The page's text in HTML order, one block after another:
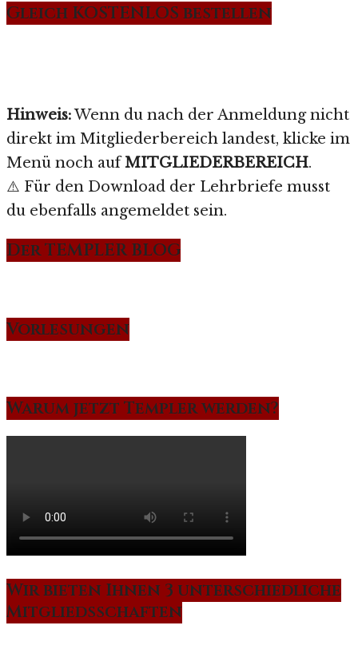
Gleich KOSTENLOS bestellen
Hinweis:Wenn du nach der Anmeldung nicht
direkt im Mitgliederbereich landest, klicke im
Menü noch aufMITGLIEDERBEREICH.
⚠️ Für den Download der Lehrbriefe musst
du ebenfalls angemeldet sein.
Der TEMPLER BLOG
Vorlesungen
Warum jetzt Templer werden?
Wir bieten Ihnen 3 unterschiedliche
Mitgliedsschaften